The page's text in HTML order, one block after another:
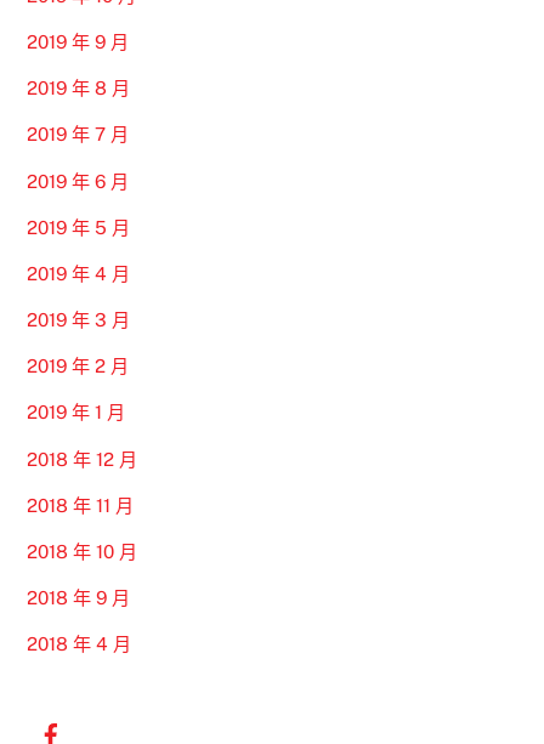
2019 年 9 月
2019 年 8 月
2019 年 7 月
2019 年 6 月
2019 年 5 月
2019 年 4 月
2019 年 3 月
2019 年 2 月
2019 年 1 月
2018 年 12 月
2018 年 11 月
2018 年 10 月
2018 年 9 月
2018 年 4 月